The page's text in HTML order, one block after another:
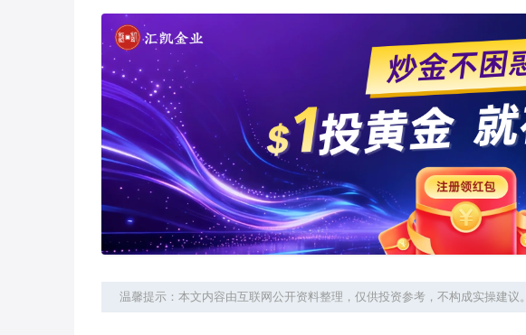
温馨提示：本文内容由互联网公开资料整理，仅供投资参考，不构成实操建议。